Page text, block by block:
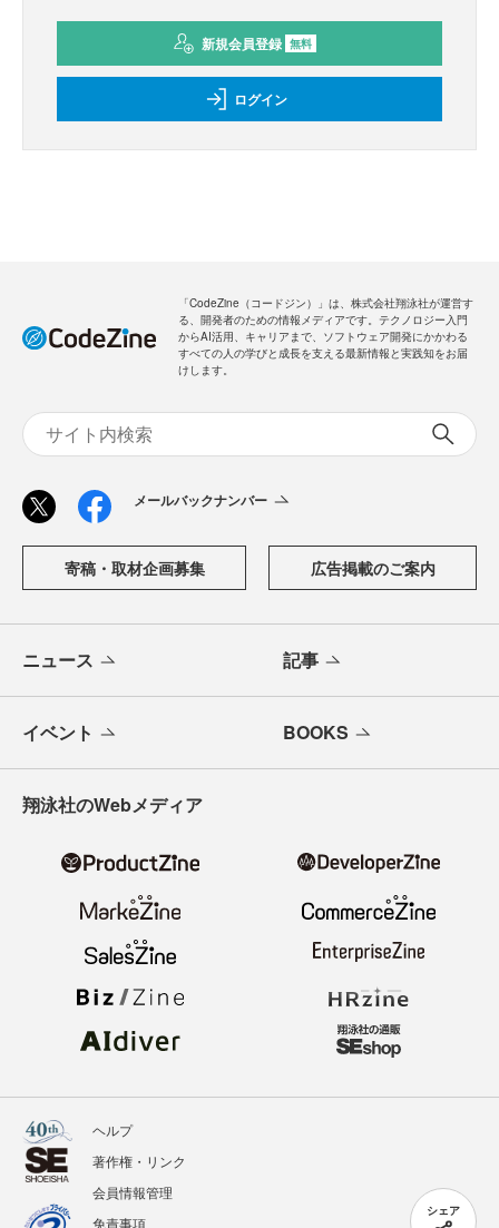
シェア
新規会員登録 無料
ログイン
「CodeZine（コードジン）」は、株式会社翔泳社が運営す
る、開発者のための情報メディアです。テクノロジー入門
からAI活用、キャリアまで、ソフトウェア開発にかかわる
すべての人の学びと成長を支える最新情報と実践知をお届
けします。
メールバックナンバー
寄稿・取材企画募集 広告掲載のご案内
ニュース 記事
イベント BOOKS
翔泳社のWebメディア
ヘルプ
著作権・リンク
会員情報管理
免責事項